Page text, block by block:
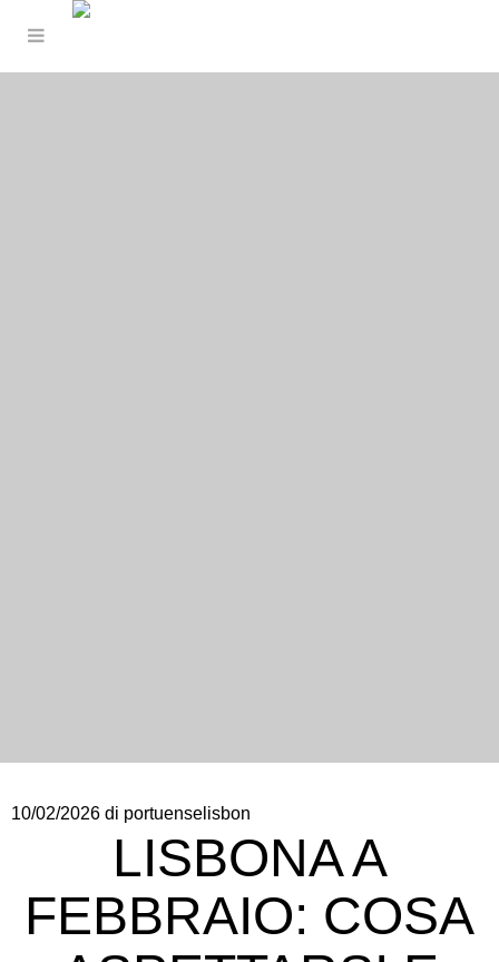
10/02/2026 di portuenselisbon
LISBONA A
FEBBRAIO: COSA